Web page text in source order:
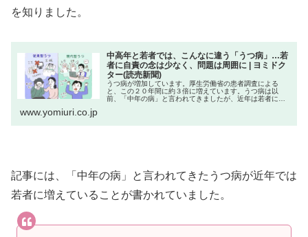
を知りました。
中高年と若者では、こんなに違う「うつ病」…若
者に自責の念は少なく、問題は周囲に | ヨミドク
ター(読売新聞)
うつ病が増加しています。厚生労働省の患者調査による
と、この２０年間に約３倍に増えています。うつ病は以
前、「中年の病」と言われてきましたが、近年は若者に増
www.yomiuri.co.jp
記事には、「中年の病」と言われてきたうつ病が近年では
若者に増えていることが書かれていました。